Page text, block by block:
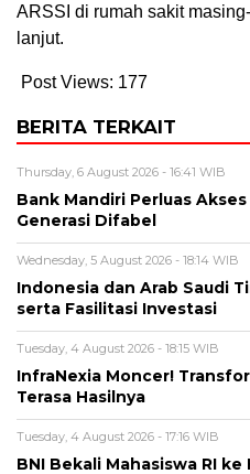
ARSSI di rumah sakit
lanjut.
Post Views: 177
BERITA TERKAIT
Thursday, 6 August 2026 - 16:41 WIB
Bank Mandiri Perluas
Generasi Difabel
Wednesday, 5 August 2026 - 18:14 WIB
Indonesia dan Arab Saudi
serta Fasilitasi Investasi
Tuesday, 4 August 2026 - 18:15 WIB
InfraNexia Moncer!
Terasa Hasilnya
Tuesday, 4 August 2026 - 17:16 WIB
BNI Bekali Mahasiswa RI